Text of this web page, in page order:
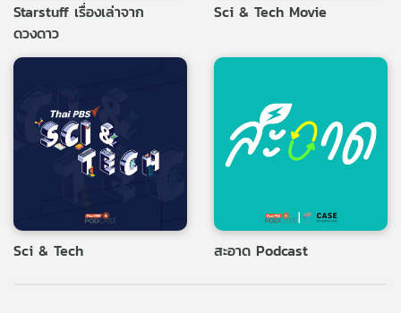
Starstuff เรื่องเล่าจาก
ดวงดาว
Sci & Tech Movie
Sci & Tech สะอาด Podcast